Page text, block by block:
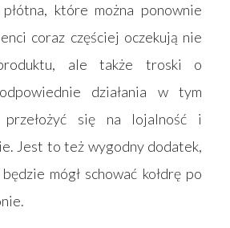
które można ponownie
coraz częściej oczekują nie
ale także troski o
działania w tym
przełożyć się na lojalność i
Jest to też wygodny dodatek,
mógł schować kołdrę po